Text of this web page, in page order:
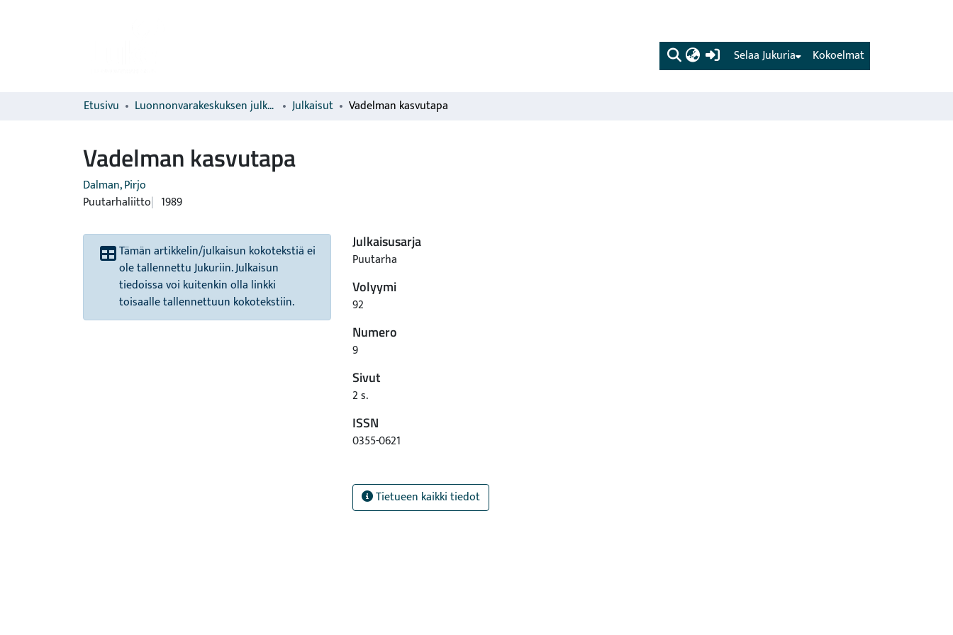
(current) Kokoelmat
Selaa Jukuria
Etusivu Luonnonvarakeskuksen julkaisut Julkaisut Vadelman kasvutapa
Vadelman kasvutapa
Dalman, Pirjo
Puutarhaliitto 1989
Tämän artikkelin/julkaisun kokotekstiä ei
ole tallennettu Jukuriin. Julkaisun
tiedoissa voi kuitenkin olla linkki
toisaalle tallennettuun kokotekstiin.
Julkaisusarja
Puutarha
Volyymi
92
Numero
9
Sivut
2 s.
ISSN
0355-0621
Tietueen kaikki tiedot